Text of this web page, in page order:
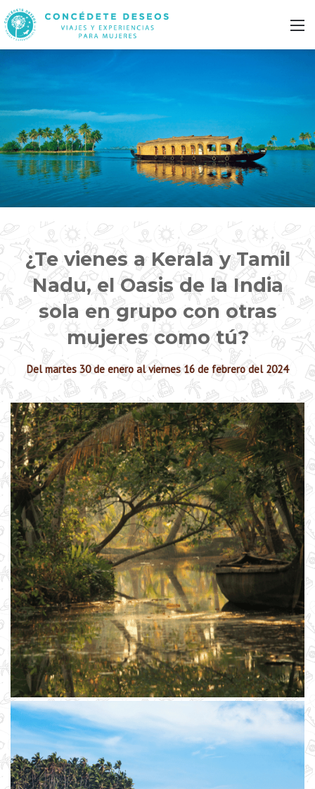
¿Te vienes a Kerala y Tamil
Nadu, el Oasis de la India
sola en grupo con otras
mujeres como tú?
Del martes 30 de enero al viernes 16 de febrero del 2024